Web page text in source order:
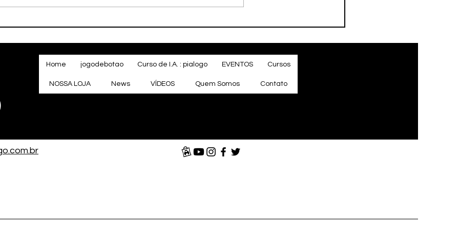
TODAS AS PLATAFORMAS!
Home jogodebotao Curso de I.A. : pialogo EVENTOS Cursos
NOSSA LOJA News VÍDEOS Quem Somos Contato